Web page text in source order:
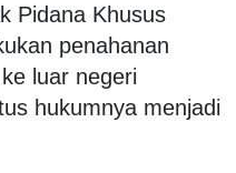
Pidana Khusus
penahanan
luar negeri
hukumnya menjadi